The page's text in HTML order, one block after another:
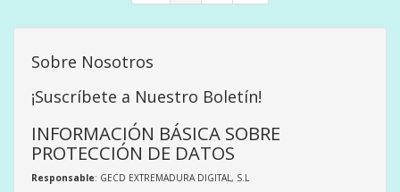
Sobre Nosotros
¡Suscríbete a Nuestro Boletín!
INFORMACIÓN BÁSICA SOBRE
PROTECCIÓN DE DATOS
Responsable: GECD EXTREMADURA DIGITAL, S.L